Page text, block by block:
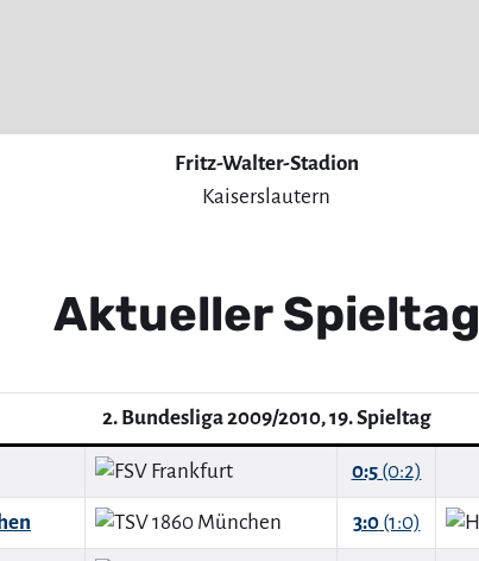
Fritz-Walter-Stadion
Kaiserslautern
Aktueller Spieltag
2. Bundesliga 2009/2010, 19. Spieltag
0:5(0:2)
3:0(1:0)